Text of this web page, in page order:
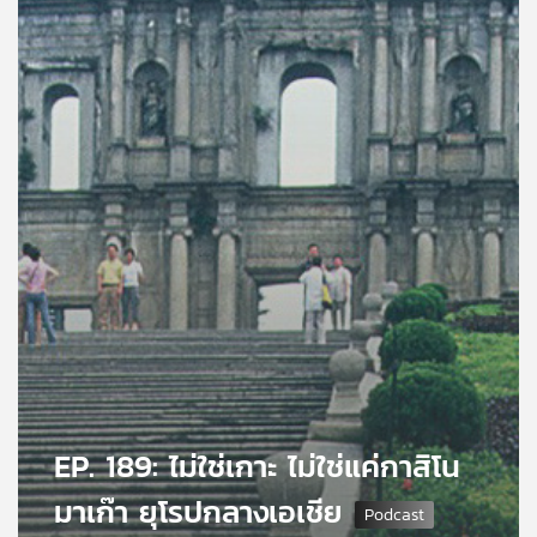
ข่าว
และ
กิจกรรม
เกี่ยว
กับ
เรา
เครือ
ข่าย
วิทยุ
ไทย
พี
บี
เอส
EP. 189: ไม่ใช่เกาะ ไม่ใช่แค่กาสิโน
มาเก๊า ยุโรปกลางเอเชีย